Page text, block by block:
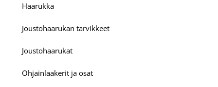
Haarukka
Joustohaarukan tarvikkeet
Joustohaarukat
Ohjainlaakerit ja osat